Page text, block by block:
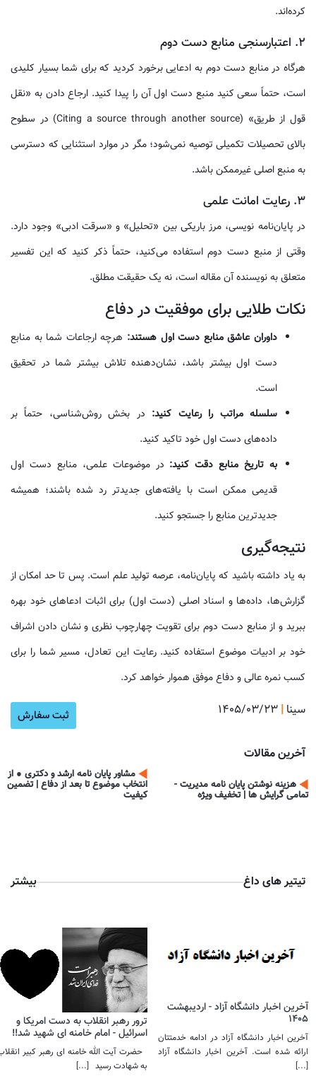
کرده‌اند.
۲. اعتبارسنجی منابع دست دوم
هرگاه در منابع دست دوم به ادعایی برخورد کردید که برای شما بسیار کلیدی
است، حتماً سعی کنید منبع دست اول آن را پیدا کنید. ارجاع دادن به «نقل
قول از طریق» (Citing a source through another source) در سطوح
بالای تحصیلات تکمیلی توصیه نمی‌شود؛ مگر در موارد استثنایی که دسترسی
به منبع اصلی غیرممکن باشد.
۳. رعایت امانت علمی
در پایان‌نامه نویسی، مرز باریکی بین «تحلیل» و «سرقت ادبی» وجود دارد.
وقتی از منبع دست دوم استفاده می‌کنید، حتماً ذکر کنید که این تفسیر
متعلق به نویسنده آن مقاله است، نه یک حقیقت مطلق.
نکات طلایی برای موفقیت در دفاع
داوران عاشق منابع دست اول هستند: هرچه ارجاعات شما به منابع
دست اول بیشتر باشد، نشان‌دهنده تلاش بیشتر شما در تحقیق
است.
سلسله مراتب را رعایت کنید: در بخش روش‌شناسی، حتماً بر
داده‌های دست اول خود تاکید کنید.
به تاریخ منابع دقت کنید: در موضوعات علمی، منابع دست اول
قدیمی ممکن است با یافته‌های جدیدتر رد شده باشند؛ همیشه
جدیدترین منابع را جستجو کنید.
نتیجه‌گیری
به یاد داشته باشید که پایان‌نامه، عرصه تولید علم است. پس تا حد امکان از
گزارش‌ها، داده‌ها و اسناد اصلی (دست اول) برای اثبات ادعاهای خود بهره
ببرید و از منابع دست دوم برای تقویت چهارچوب نظری و نشان دادن اشراف
خود بر ادبیات موضوع استفاده کنید. رعایت این تعادل، مسیر شما را برای
کسب نمره عالی و دفاع موفق هموار خواهد کرد.
۱۴۰۵/۰۳/۲۳ | سینا ثبت سفارش
آخرین مقالات
هزینه نوشتن پایان نامه مدیریت -
تمامی گرایش ها | تخفیف ویژه
مشاور پایان نامه ارشد و دکتری ● از
انتخاب موضوع تا بعد از دفاع | تضمین
کیفیت
تیتیر های داغ بیشتر
آخرین اخبار دانشگاه آزاد - اردیبهشت
1405
آخرین اخبار دانشگاه آزاد در ادامه خدمتتان
ارائه شده است. آخرین اخبار دانشگاه آزاد
[...]
ترور رهبر انقلاب به دست امریکا و
اسرائیل - امام خامنه ای شهید شد!! ​​​​​​​
حضرت آیت الله خامنه ای رهبر کبیر
به شهادت رسید
[...]